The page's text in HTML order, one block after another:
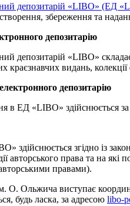
депозитарій «LIBO» (ЕД
збереження та
депозитарію
депозитарій «LIBO»
краєзнавчих видань,
депозитарію
в ЕД «LIBO» здійснюється
здійснюється згідно із
авторського права та на
правами).
Ольжича виступає
будь ласка, за адресою libo-